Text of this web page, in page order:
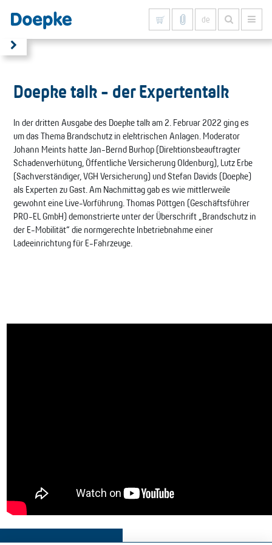
de
Doepke talk - der Expertentalk
In der dritten Ausgabe des Doepke talk am 2. Februar 2022 ging es
um das Thema Brandschutz in elektrischen Anlagen. Moderator
Johann Meints hatte Jan-Bernd Burhop (Direktionsbeauftragter
Schadenverhütung, Öffentliche Versicherung Oldenburg), Lutz Erbe
(Sachverständiger, VGH Versicherung) und Stefan Davids (Doepke)
als Experten zu Gast. Am Nachmittag gab es wie mittlerweile
gewohnt eine Live-Vorführung. Thomas Pöttgen (Geschäftsführer
PRO-EL GmbH) demonstrierte unter der Überschrift „Brandschutz in
der E-Mobilität“ die normgerechte Inbetriebnahme einer
Ladeeinrichtung für E-Fahrzeuge.